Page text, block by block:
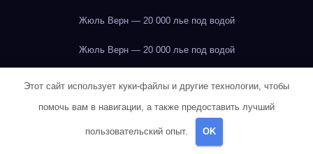
Жюль Верн — 20 000 лье под водой
Жюль Верн — 20 000 лье под водой
Жюль Верн — 20 000 лье под водой
Жюль Верн — 20 000 лье под водой
Этот сайт использует куки-файлы и другие технологии, чтобы
помочь вам в навигации, а также предоставить лучший
пользовательский опыт. OK